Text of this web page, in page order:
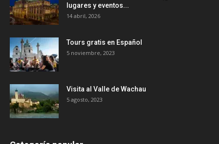
lugares y eventos...
14 abril, 2026
Tours gratis en Español
5 noviembre, 2023
Visita al Valle de Wachau
5 agosto, 2023